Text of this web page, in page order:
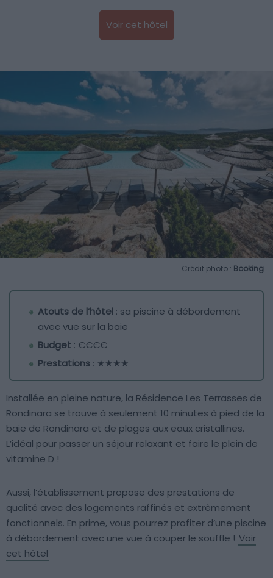
Voir cet hôtel
Crédit photo : Booking
Atouts de l’hôtel : sa piscine à débordement
avec vue sur la baie
Budget : €€€€
Prestations : ★★★★
Installée en pleine nature, la Résidence Les Terrasses de
Rondinara se trouve à seulement 10 minutes à pied de la
baie de Rondinara et de plages aux eaux cristallines.
L’idéal pour passer un séjour relaxant et faire le plein de
vitamine D !
Aussi, l’établissement propose des prestations de
qualité avec des logements raffinés et extrêmement
fonctionnels. En prime, vous pourrez profiter d’une piscine
à débordement avec une vue à couper le souffle ! Voir
cet hôtel